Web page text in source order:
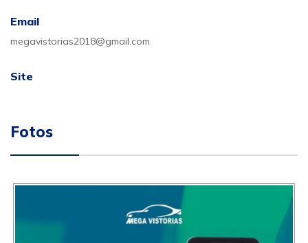
Email
megavistorias2018@gmail.com
Site
Fotos